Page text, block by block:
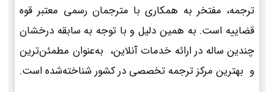
ترجمه، مفتخر به همکاری با مترجمان رسمی معتبر قوه
قضاییه است. به همین دلیل و با توجه به سابقه درخشان
چندین ساله در ارائه خدمات آنلاین، به‌عنوان مطمئن‌ترین
و بهترین مرکز ترجمه تخصصی در کشور شناخته‌شده است.